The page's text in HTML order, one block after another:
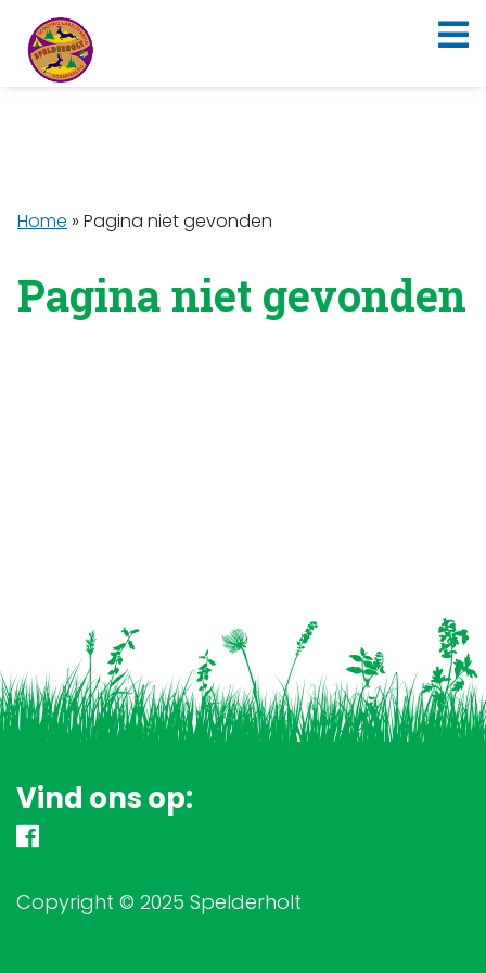
Home » Pagina niet gevonden
Pagina niet gevonden
Vind ons op:
Copyright © 2025 Spelderholt